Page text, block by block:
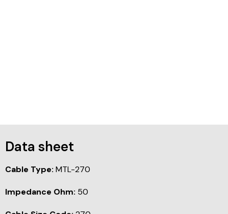
Data sheet
Cable Type: MTL-270
Impedance Ohm: 50